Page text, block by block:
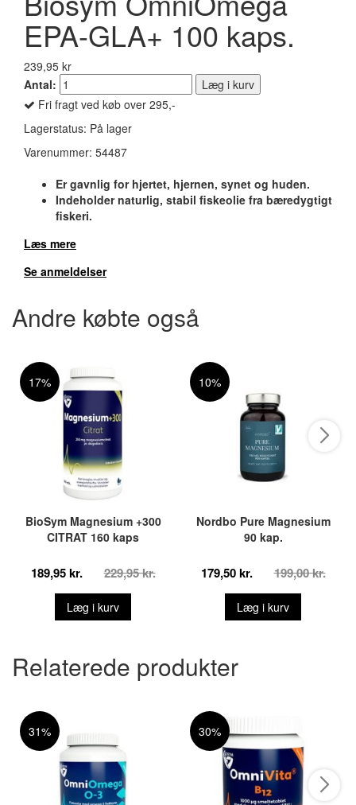
EPA-GLA+ 100 kaps.
239,95 kr
Antal:
Læg i kurv
Fri fragt ved køb over 295,-
Lagerstatus: På lager
Varenummer: 54487
Er gavnlig for hjertet, hjernen, synet og huden.
Indeholder naturlig, stabil fiskeolie fra bæredygtigt
fiskeri.
Læs mere
Se anmeldelser
Andre købte også
17%
BioSym Magnesium +300
CITRAT 160 kaps
189,95 kr. 229,95 kr.
Læg i kurv
10%
Nordbo Pure Magnesium
90 kap.
179,50 kr. 199,00 kr.
Læg i kurv
Relaterede produkter
31% 30%